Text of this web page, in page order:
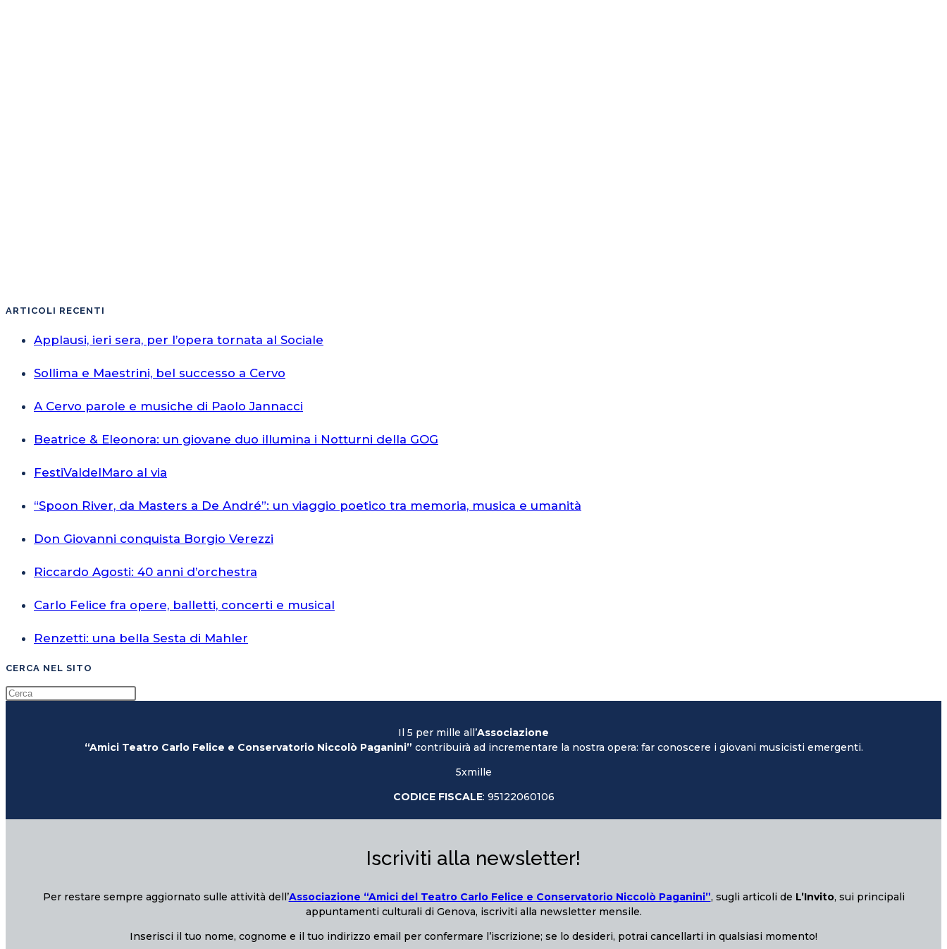
ARTICOLI RECENTI
Applausi, ieri sera, per l’opera tornata al Sociale
Sollima e Maestrini, bel successo a Cervo
A Cervo parole e musiche di Paolo Jannacci
Beatrice & Eleonora: un giovane duo illumina i Notturni della GOG
FestiValdelMaro al via
“Spoon River, da Masters a De André”: un viaggio poetico tra memoria, musica e umanità
Don Giovanni conquista Borgio Verezzi
Riccardo Agosti: 40 anni d’orchestra
Carlo Felice fra opere, balletti, concerti e musical
Renzetti: una bella Sesta di Mahler
CERCA NEL SITO
Il 5 per mille all’Associazione
“Amici Teatro Carlo Felice e Conservatorio Niccolò Paganini” contribuirà ad incrementare la nostra opera: far conoscere i giovani musicisti emergenti.
5xmille
CODICE FISCALE: 95122060106
Iscriviti alla newsletter!
Per restare sempre aggiornato sulle attività dell’Associazione “Amici del Teatro Carlo Felice e Conservatorio Niccolò Paganini”, sugli articoli de L’Invito, sui principali
appuntamenti culturali di Genova, iscriviti alla newsletter mensile.
Inserisci il tuo nome, cognome e il tuo indirizzo email per confermare l’iscrizione; se lo desideri, potrai cancellarti in qualsiasi momento!